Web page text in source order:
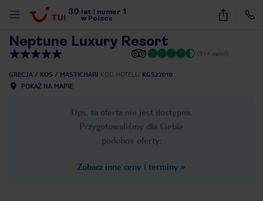
30 lat numer 1
w Polsce
61
Neptune Luxury Resort
(914 opinii)
GRECJA KOS MASTICHARI KOD HOTELU KGS22010
POKAŻ NA MAPIE
Ups, ta oferta nie jest dostępna.
Przygotowaliśmy dla Ciebie
podobne oferty:
Zobacz inne ceny i terminy »